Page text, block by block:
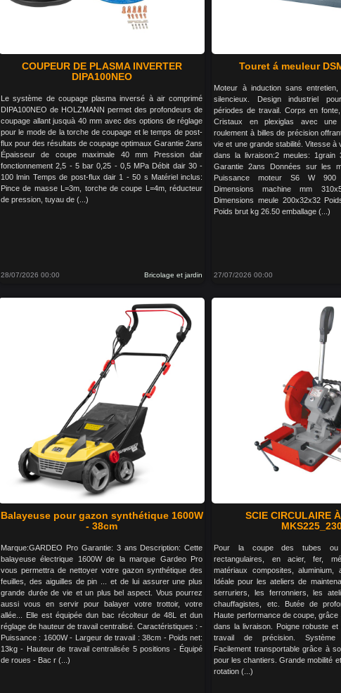
COUPEUR DE PLASMA INVERTER
DIPA100NEO
Le système de coupage plasma inversé à air comprimé
DIPA100NEO de HOLZMANN permet des profondeurs de
coupage allant jusquà 40 mm avec des options de réglage
pour le mode de la torche de coupage et le temps de post-
flux pour des résultats de coupage optimaux Garantie 2ans
Épaisseur de coupe maximale 40 mm Pression dair
fonctionnement 2,5 - 5 bar 0,25 - 0,5 MPa Débit dair 30 -
100 lmin Temps de post-flux dair 1 - 50 s Matériel inclus:
Pince de masse L=3m, torche de coupe L=4m, réducteur
de pression, tuyau de (...)
28/07/2026 00:00 Bricolage et jardin
Touret á meuleur
Moteur à induction sans entretien,
silencieux. Design industriel
périodes de travail. Corps en
Cristaux en plexiglas avec une
roulement à billes de précision
vie et une grande stabilité. Vitesse à
dans la livraison:2 meules:
Garantie 2ans Données sur les
Puissance moteur S6 W 900
Dimensions machine mm
Dimensions meule 200x32x32
Poids brut kg 26.50 emballage (...)
27/07/2026 00:00
Balayeuse pour gazon synthétique 1600W
- 38cm
Marque:GARDEO Pro Garantie: 3 ans Description: Cette
balayeuse électrique 1600W de la marque Gardeo Pro
vous permettra de nettoyer votre gazon synthétique des
feuilles, des aiguilles de pin ... et de lui assurer une plus
grande durée de vie et un plus bel aspect. Vous pourrez
aussi vous en servir pour balayer votre trottoir, votre
allée... Elle est équipée dun bac récolteur de 48L et dun
réglage de hauteur de travail centralisé. Caractéristiques : -
Puissance : 1600W - Largeur de travail : 38cm - Poids net:
13kg - Hauteur de travail centralisée 5 positions - Équipé
de roues - Bac r (...)
SCIE CIRCULAIRE
Pour la coupe des tubes
rectangulaires, en acier, fer,
matériaux composites, aluminium,
Idéale pour les ateliers de
serruriers, les ferronniers, les
chauffagistes, etc. Butée de
Haute performance de coupe, grâce
dans la livraison. Poigne robuste et
travail de précision. Système
Facilement transportable grâce à
pour les chantiers. Grande mobilité
rotation (...)